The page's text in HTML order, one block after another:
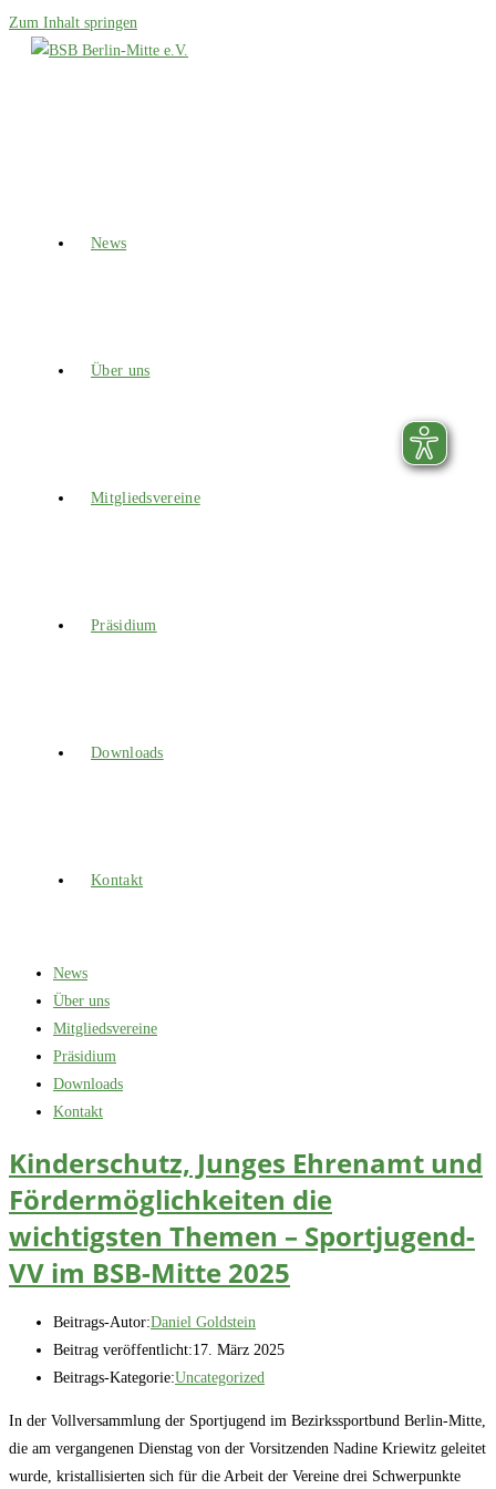
Zum Inhalt springen
News
Über uns
Mitgliedsvereine
Präsidium
Downloads
Kontakt
News
Über uns
Mitgliedsvereine
Präsidium
Downloads
Kontakt
Kinderschutz, Junges Ehrenamt und
Fördermöglichkeiten die
wichtigsten Themen – Sportjugend-
VV im BSB-Mitte 2025
Beitrags-Autor:Daniel Goldstein
Beitrag veröffentlicht:17. März 2025
Beitrags-Kategorie:Uncategorized
In der Vollversammlung der Sportjugend im Bezirkssportbund Berlin-Mitte,
die am vergangenen Dienstag von der Vorsitzenden Nadine Kriewitz geleitet
wurde, kristallisierten sich für die Arbeit der Vereine drei Schwerpunkte